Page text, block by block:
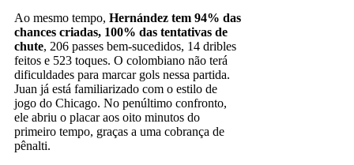
Ao mesmo tempo, Hernández tem 94% das
chances criadas, 100% das tentativas de
chute, 206 passes bem-sucedidos, 14 dribles
feitos e 523 toques. O colombiano não terá
dificuldades para marcar gols nessa partida.
Juan já está familiarizado com o estilo de
jogo do Chicago. No penúltimo confronto,
ele abriu o placar aos oito minutos do
primeiro tempo, graças a uma cobrança de
pênalti.